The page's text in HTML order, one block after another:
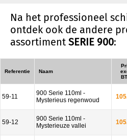
Na het professioneel
ontdek ook de andere
assortiment SERIE 900:
Referentie Naam
59-11
900 Serie 110ml -
Mysterieus regenwoud
59-12
900 Serie 110ml -
Mysterieuze vallei